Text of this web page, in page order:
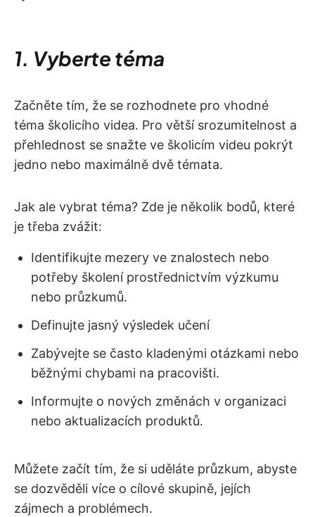
1. Vyberte téma
Začněte tím, že se rozhodnete pro vhodné
téma školicího videa. Pro větší srozumitelnost a
přehlednost se snažte ve školicím videu pokrýt
jedno nebo maximálně dvě témata.
Jak ale vybrat téma? Zde je několik bodů, které
je třeba zvážit:
Identifikujte mezery ve znalostech nebo
potřeby školení prostřednictvím výzkumu
nebo průzkumů.
Definujte jasný výsledek učení
Zabývejte se často kladenými otázkami nebo
běžnými chybami na pracovišti.
Informujte o nových změnách v organizaci
nebo aktualizacích produktů.
Můžete začít tím, že si uděláte průzkum, abyste
se dozvěděli více o cílové skupině, jejích
zájmech a problémech.